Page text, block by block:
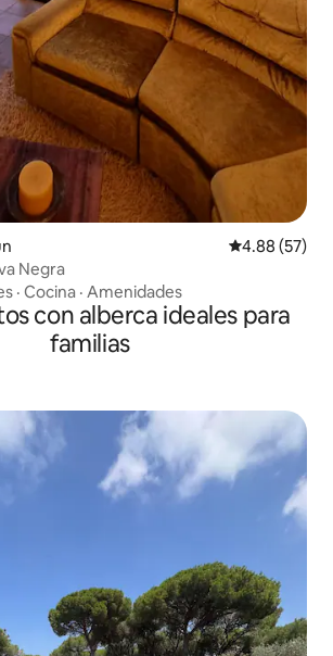
Calificación
4.88 (57)
Negra
· Cocina · Amenidades
con alberca ideales para
familias